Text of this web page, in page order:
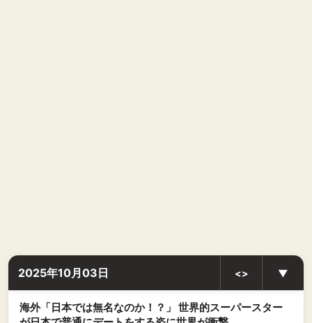
2025年10月03日 <> ▼
海外「日本では無名なのか！？」 世界的スーパースター